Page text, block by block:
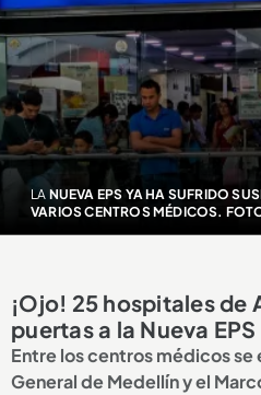
LA NUEVA EPS YA HA SUFRIDO
VARIOS CENTROS MÉDICOS.
¡Ojo! 25 hospitales de
puertas a la Nueva EPS
Entre los centros médicos
General de Medellín y el